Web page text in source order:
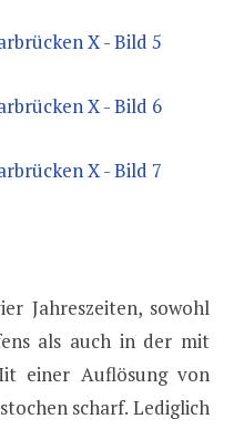
Jahreszeiten, sowohl
als auch in der mit
einer Auflösung von
scharf. Lediglich